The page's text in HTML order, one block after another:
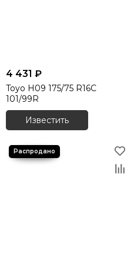
4 431 ₽
Toyo H09 175/75 R16C
101/99R
Известить